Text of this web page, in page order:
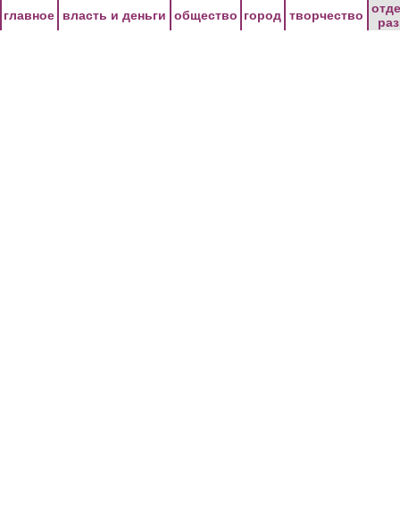
главное власть и деньги общество город творчество